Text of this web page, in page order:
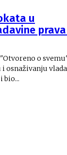
u
osnaživanju
bio...